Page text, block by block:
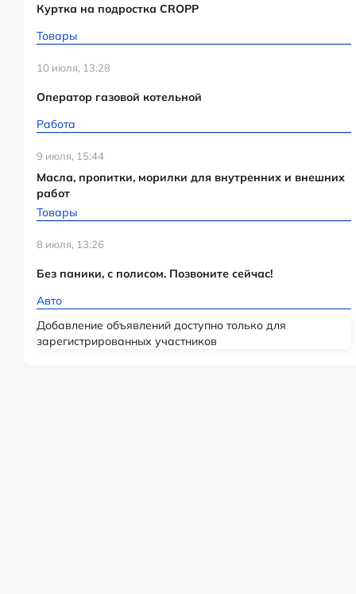
Куртка на подростка CROPP
Товары
10 июля, 13:28
Оператор газовой котельной
Работа
9 июля, 15:44
Масла, пропитки, морилки для внутренних и внешних
работ
Товары
8 июля, 13:26
Без паники, с полисом. Позвоните сейчас!
Авто
Добавление объявлений доступно только для
зарегистрированных участников